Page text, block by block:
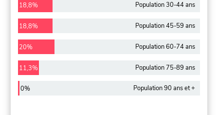
18,8% Population 30-44 ans
18,8% Population 45-59 ans
20% Population 60-74 ans
11,3% Population 75-89 ans
0% Population 90 ans et +